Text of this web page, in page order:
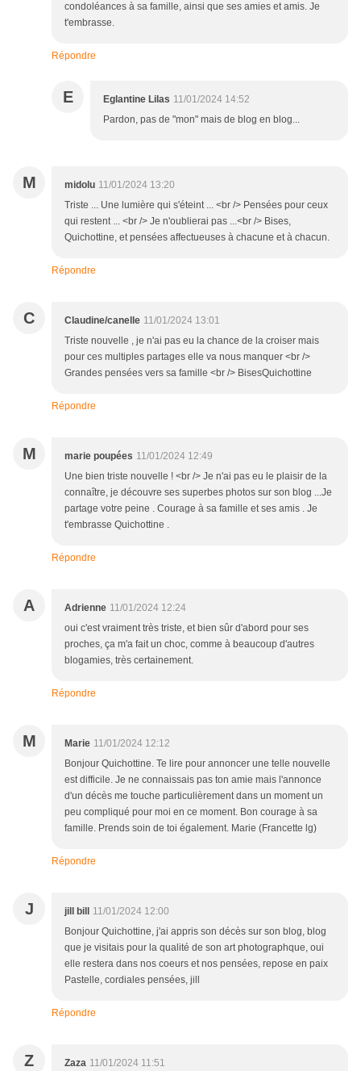
condoléances à sa famille, ainsi que ses amies et amis. Je
t'embrasse.
Répondre
E Eglantine Lilas 11/01/2024 14:52
Pardon, pas de "mon" mais de blog en blog...
M midolu 11/01/2024 13:20
Triste ... Une lumière qui s'éteint ... <br /> Pensées pour ceux
qui restent ... <br /> Je n'oublierai pas ...<br /> Bises,
Quichottine, et pensées affectueuses à chacune et à chacun.
Répondre
C Claudine/canelle 11/01/2024 13:01
Triste nouvelle , je n'ai pas eu la chance de la croiser mais
pour ces multiples partages elle va nous manquer <br />
Grandes pensées vers sa famille <br /> BisesQuichottine
Répondre
M marie poupées 11/01/2024 12:49
Une bien triste nouvelle ! <br /> Je n'ai pas eu le plaisir de la
connaître, je découvre ses superbes photos sur son blog ...Je
partage votre peine . Courage à sa famille et ses amis . Je
t'embrasse Quichottine .
Répondre
A Adrienne 11/01/2024 12:24
oui c'est vraiment très triste, et bien sûr d'abord pour ses
proches, ça m'a fait un choc, comme à beaucoup d'autres
blogamies, très certainement.
Répondre
M Marie 11/01/2024 12:12
Bonjour Quichottine. Te lire pour annoncer une telle nouvelle
est difficile. Je ne connaissais pas ton amie mais l'annonce
d'un décès me touche particulièrement dans un moment un
peu compliqué pour moi en ce moment. Bon courage à sa
famille. Prends soin de toi également. Marie (Francette lg)
Répondre
J jill bill
11/01/2024 12:00
Bonjour Quichottine, j'ai appris son décès sur son blog, blog
que je visitais pour la qualité de son art photographque, oui
elle restera dans nos coeurs et nos pensées, repose en paix
Pastelle, cordiales pensées, jill
Répondre
Z Zaza 11/01/2024 11:51